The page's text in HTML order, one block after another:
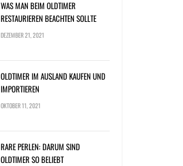
WAS MAN BEIM OLDTIMER
RESTAURIEREN BEACHTEN SOLLTE
DEZEMBER 21, 2021
OLDTIMER IM AUSLAND KAUFEN UND
IMPORTIEREN
OKTOBER 11, 2021
RARE PERLEN: DARUM SIND
OLDTIMER SO BELIEBT